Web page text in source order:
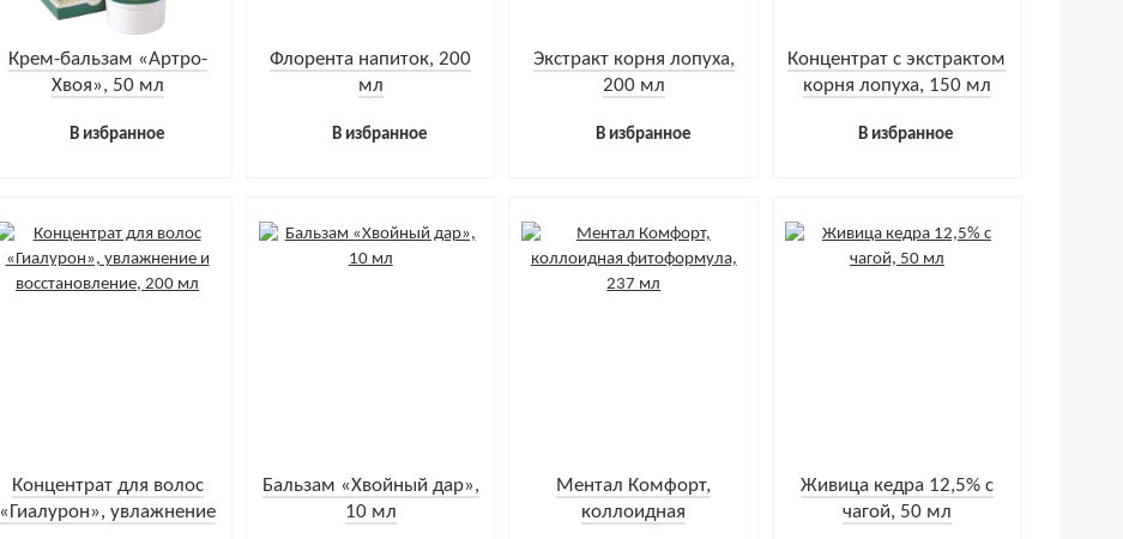
Крем-бальзам «Артро-
Хвоя», 50 мл
В избранное
Флорента напиток, 200
мл
В избранное
Экстракт корня лопуха,
200 мл
В избранное
Концентрат с экстрактом
корня лопуха, 150 мл
В избранное
Концентрат для волос
«Гиалурон», увлажнение
Бальзам «Хвойный дар»,
10 мл
Ментал Комфорт,
коллоидная
Живица кедра 12,5% с
чагой, 50 мл